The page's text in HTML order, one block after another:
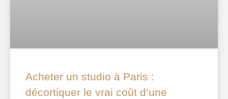
Acheter un studio à Paris :
décortiquer le vrai coût d’une